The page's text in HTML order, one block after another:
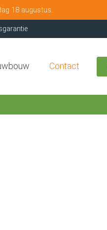
18 augustus.
Contact